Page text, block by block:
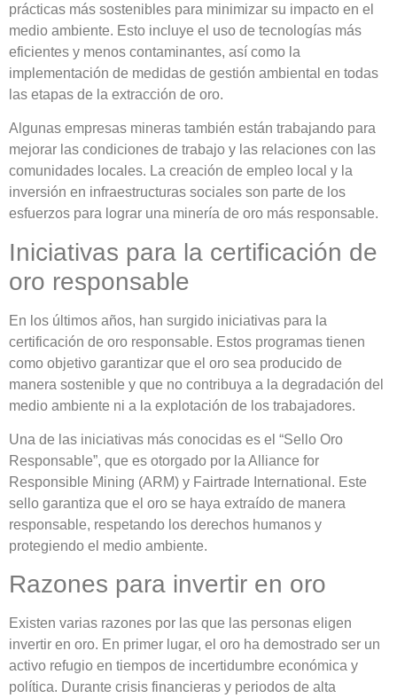
prácticas más sostenibles para minimizar su impacto en el
medio ambiente. Esto incluye el uso de tecnologías más
eficientes y menos contaminantes, así como la
implementación de medidas de gestión ambiental en todas
las etapas de la extracción de oro.
Algunas empresas mineras también están trabajando para
mejorar las condiciones de trabajo y las relaciones con las
comunidades locales. La creación de empleo local y la
inversión en infraestructuras sociales son parte de los
esfuerzos para lograr una minería de oro más responsable.
Iniciativas para la certificación de
oro responsable
En los últimos años, han surgido iniciativas para la
certificación de oro responsable. Estos programas tienen
como objetivo garantizar que el oro sea producido de
manera sostenible y que no contribuya a la degradación del
medio ambiente ni a la explotación de los trabajadores.
Una de las iniciativas más conocidas es el “Sello Oro
Responsable”, que es otorgado por la Alliance for
Responsible Mining (ARM) y Fairtrade International. Este
sello garantiza que el oro se haya extraído de manera
responsable, respetando los derechos humanos y
protegiendo el medio ambiente.
Razones para invertir en oro
Existen varias razones por las que las personas eligen
invertir en oro. En primer lugar, el oro ha demostrado ser un
activo refugio en tiempos de incertidumbre económica y
política. Durante crisis financieras y periodos de alta